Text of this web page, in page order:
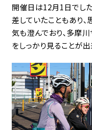
開催日は12月1日でし
差していたこともあり
気も澄んでおり、多摩
をしっかり見ることが出